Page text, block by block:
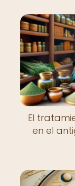
El
en el